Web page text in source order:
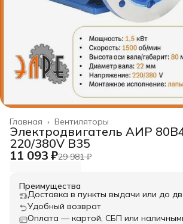
Вентиляторы
Главная ›
Электродвигатель АИР
220/380V B35
11 093 ₽29 981 ₽
Преимущества
Доставка в пункты выдачи или до
Удобный возврат
Оплата — картой, СБП или